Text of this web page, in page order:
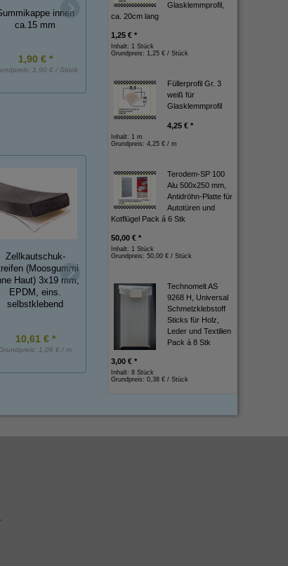
innen
ca.15 mm
1,90 € *
1,90 € / Stück
Gummikappe TPE
3,00 € *
Zellkautschuk-
(Moosgummi
Haut) 3x19 mm,
EPDM, eins.
selbstklebend
10,61 € *
Grundpreis: 1,06 € / m
Stopfen aus TPE
Grundpreis:1,60 € / Stück
Glasklemmprofil,
ca. 20cm lang
1,25 € *
Inhalt: 1 Stück
Grundpreis: 1,25 € / Stück
Füllerprofil Gr. 3
weiß für
Glasklemmprofil
4,25 € *
Inhalt: 1 m
Grundpreis: 4,25 € / m
Terodem-SP 100
Alu 500x250 mm,
Antidröhn-Platte für
Autotüren und
Kotflügel Pack á 6 Stk
50,00 € *
Inhalt: 1 Stück
Grundpreis: 50,00 € / Stück
Technomelt AS
9268 H, Universal
Schmelzklebstoff
Sticks für Holz,
Leder und Textilien
Pack á 8 Stk
3,00 € *
Inhalt: 8 Stück
Grundpreis: 0,38 € / Stück